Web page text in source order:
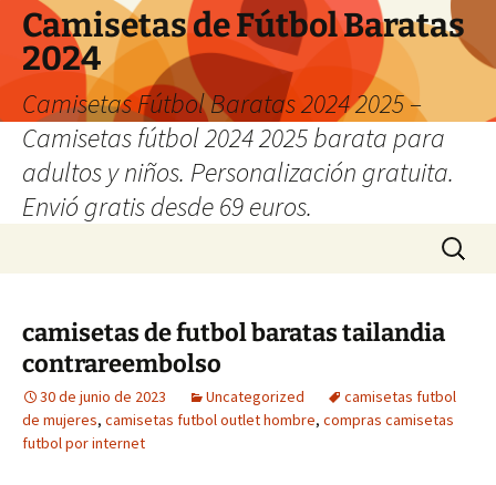
Camisetas de Fútbol Baratas
2024
Camisetas Fútbol Baratas 2024 2025 –
Camisetas fútbol 2024 2025 barata para
adultos y niños. Personalización gratuita.
Envió gratis desde 69 euros.
Buscar:
camisetas de futbol baratas tailandia
contrareembolso
30 de junio de 2023 Uncategorized
camisetas futbol
de mujeres, camisetas futbol outlet hombre, compras camisetas
futbol por internet